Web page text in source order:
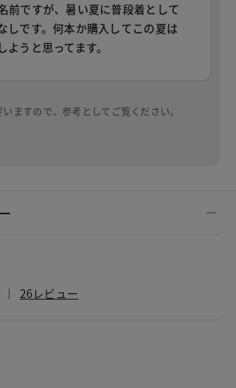
前ですが、暑い夏に普段着として
しです。何本か購入してこの夏は
うと思ってます。
ますので、参考としてご覧ください。
26レビュー